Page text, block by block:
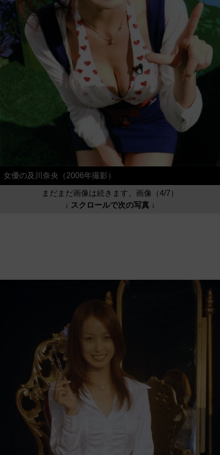
女優の及川奈央（2006年撮影）
まだまだ画像は続きます。画像（4/7）
↓ スクロールで次の写真 ↓